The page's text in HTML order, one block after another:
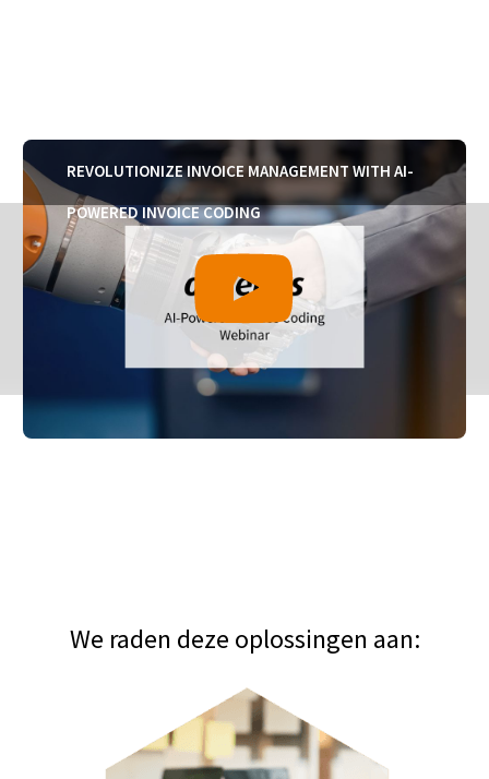
REVOLUTIONIZE INVOICE MANAGEMENT WITH AI-
POWERED INVOICE CODING
We raden deze oplossingen aan: